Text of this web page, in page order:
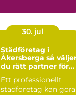
30. jul
Städföretag i
Åkersberga så väljer
du rätt partner för
Ett professionellt
städföretag kan göra